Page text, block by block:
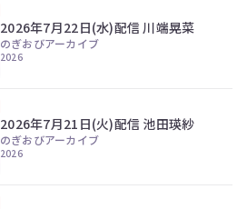
2026年7月22日(水)配信 川端晃菜
のぎおびアーカイブ
2026
2026年7月21日(火)配信 池田瑛紗
のぎおびアーカイブ
2026